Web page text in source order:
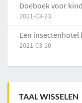
Doeboek voor
2021-03-23
Een
2021-03-10
TAAL WISSELEN